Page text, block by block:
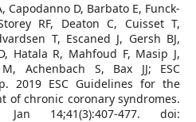
Capodanno D, Barbato E, Funck-
RF, Deaton C, Cuisset T,
T, Escaned J, Gersh BJ,
Hatala R, Mahfoud F, Masip J,
Achenbach S, Bax JJ; ESC
2019 ESC Guidelines for the
of chronic coronary syndromes.
14;41(3):407-477. doi: